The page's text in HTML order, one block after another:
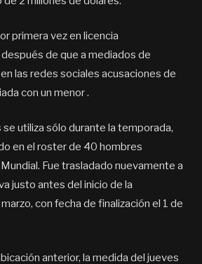
primera vez en licencia
de que a mediados de
las redes sociales acusaciones de
con un menor .
utiliza sólo durante la temporada,
en el roster de 40 hombres
Fue trasladado nuevamente a
justo antes del inicio de la
con fecha de finalización el 1 de
anterior, la medida del jueves